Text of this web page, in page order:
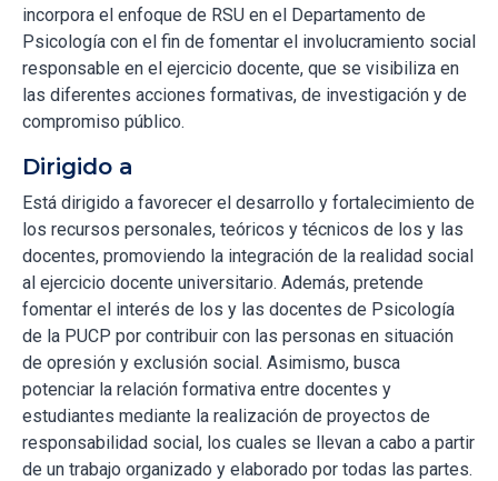
incorpora el enfoque de RSU en el Departamento de
Psicología con el fin de fomentar el involucramiento social
responsable en el ejercicio docente, que se visibiliza en
las diferentes acciones formativas, de investigación y de
compromiso público.
Dirigido a
Está dirigido a favorecer el desarrollo y fortalecimiento de
los recursos personales, teóricos y técnicos de los y las
docentes, promoviendo la integración de la realidad social
al ejercicio docente universitario. Además, pretende
fomentar el interés de los y las docentes de Psicología
de la PUCP por contribuir con las personas en situación
de opresión y exclusión social. Asimismo, busca
potenciar la relación formativa entre docentes y
estudiantes mediante la realización de proyectos de
responsabilidad social, los cuales se llevan a cabo a partir
de un trabajo organizado y elaborado por todas las partes.